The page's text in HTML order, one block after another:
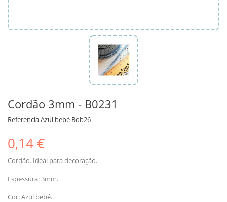
Cordão 3mm - B0231
ReferenciaAzul bebé Bob26
0,14 €
Cordão. Ideal para decoração.
Espessura: 3mm.
Cor: Azul bebé.